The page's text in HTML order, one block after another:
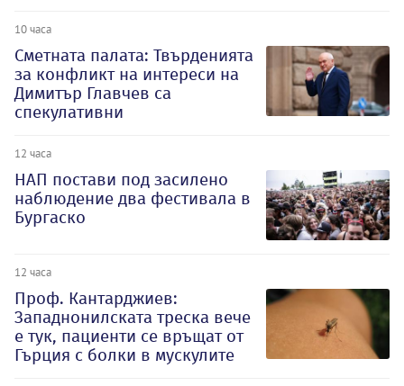
10 часа
Сметната палата: Твърденията
за конфликт на интереси на
Димитър Главчев са
спекулативни
12 часа
НАП постави под засилено
наблюдение два фестивала в
Бургаско
12 часа
Проф. Кантарджиев:
Западнонилската треска вече
е тук, пациенти се връщат от
Гърция с болки в мускулите